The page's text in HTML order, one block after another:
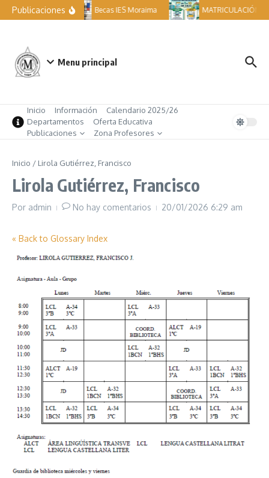
Saltar al contenido
Publicaciones Becas IES Moraima MATRICULACIÓN
Menu principal
Inicio Información
Calendario 2025/26
Departamentos
Oferta Educativa
Publicaciones
Zona Profesores
Inicio / Lirola Gutiérrez, Francisco
Lirola Gutiérrez, Francisco
Por admin No hay comentarios 20/01/2026 6:29 am
« Back to Glossary Index